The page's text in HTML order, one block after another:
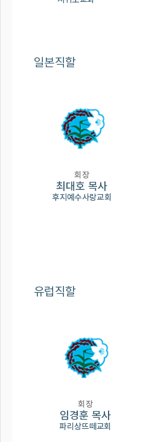
일본직할
회장
최대호 목사
후지예수사랑교회
유럽직할
회장
임경훈 목사
파리상뜨떼교회